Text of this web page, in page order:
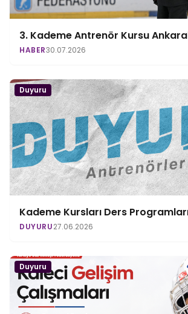
3. Kademe Antrenör Kursu
HABER30.07.2026
Duyuru
Kademe Kursları Ders
DUYURU27.06.2026
Duyuru